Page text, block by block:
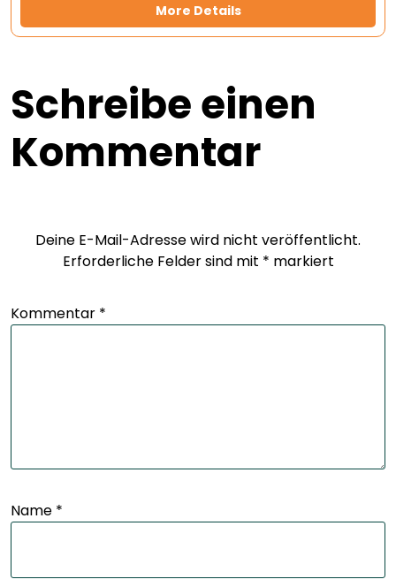
More Details
Schreibe einen
Kommentar
Deine E-Mail-Adresse wird nicht veröffentlicht.
Erforderliche Felder sind mit * markiert
Kommentar *
Name *